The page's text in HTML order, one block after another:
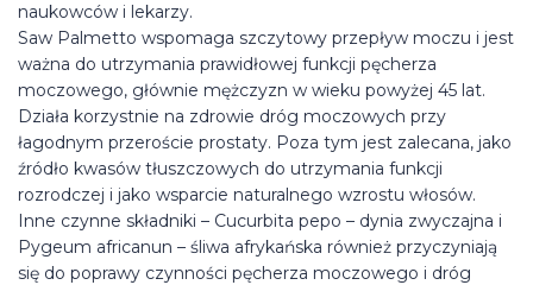
naukowców i lekarzy.
Saw Palmetto wspomaga szczytowy przepływ moczu i jest
ważna do utrzymania prawidłowej funkcji pęcherza
moczowego, głównie mężczyzn w wieku powyżej 45 lat.
Działa korzystnie na zdrowie dróg moczowych przy
łagodnym przeroście prostaty. Poza tym jest zalecana, jako
źródło kwasów tłuszczowych do utrzymania funkcji
rozrodczej i jako wsparcie naturalnego wzrostu włosów.
Inne czynne składniki – Cucurbita pepo – dynia zwyczajna i
Pygeum africanun – śliwa afrykańska również przyczyniają
się do poprawy czynności pęcherza moczowego i dróg